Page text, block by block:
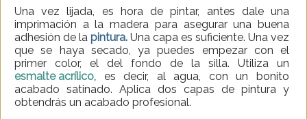
Una vez lijada, es hora de pintar, antes dale una
imprimación a la madera para asegurar una buena
adhesión de la pintura. Una capa es suficiente. Una vez
que se haya secado, ya puedes empezar con el
primer color, el del fondo de la silla. Utiliza un
esmalte acrílico, es decir, al agua, con un bonito
acabado satinado. Aplica dos capas de pintura y
obtendrás un acabado profesional.